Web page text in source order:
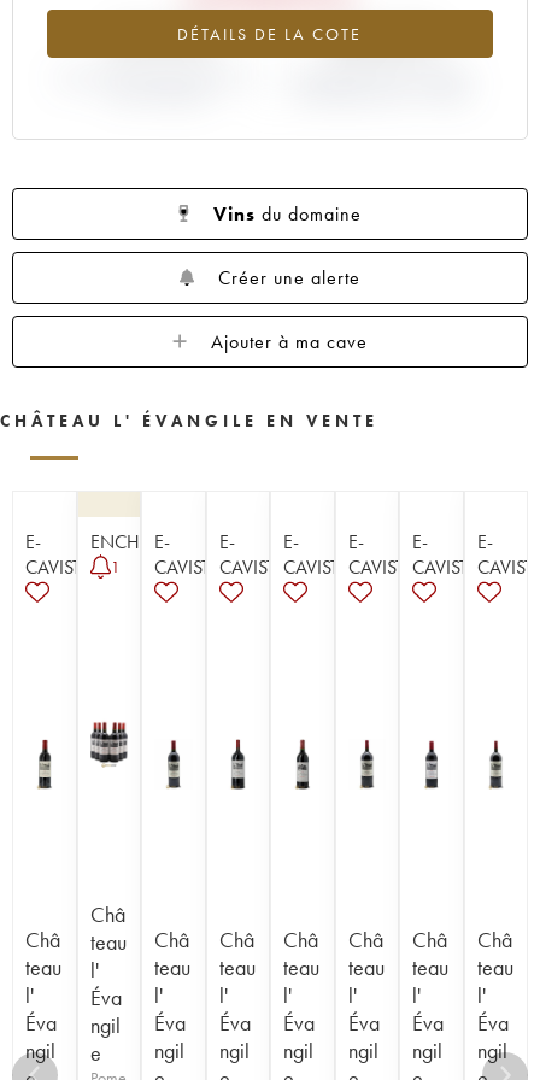
1950 1949 1948
DÉTAILS DE LA COTE
-21.91% -26.67%
Vins du domaine
Créer une alerte
Ajouter à ma cave
CHÂTEAU L' ÉVANGILE EN VENTE
E-
CAVISTE
Châ
teau
l'
Éva
ngil
ENCHÈRE
1
Châ
teau
l'
Éva
ngil
e
E-
CAVISTE
Châ
teau
l'
Éva
ngil
E-
CAVISTE
Châ
teau
l'
Éva
ngil
E-
CAVISTE
Châ
teau
l'
Éva
ngil
E-
CAVISTE
Châ
teau
l'
Éva
ngil
E-
CAVISTE
Châ
teau
l'
Éva
ngil
E-
Châ
teau
l'
Éva
ngil